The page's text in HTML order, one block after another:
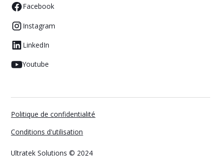
Facebook
Instagram
LinkedIn
Youtube
Ultratek Solutions © 2024
Politique de confidentialité
Conditions d'utilisation